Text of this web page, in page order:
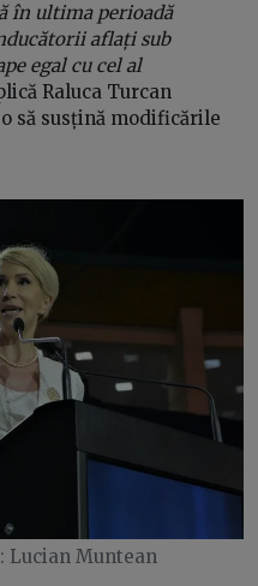
în ultima perioadă
aflați sub
egal cu cel al
Raluca Turcan
să susțină modificările
Lucian Muntean